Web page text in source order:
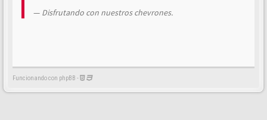
Disfrutando con nuestros chevrones.
Funcionando con phpBB -